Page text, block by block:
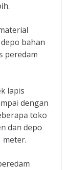
bahan
peredam
lapis
dengan
toko
dan depo
meter.